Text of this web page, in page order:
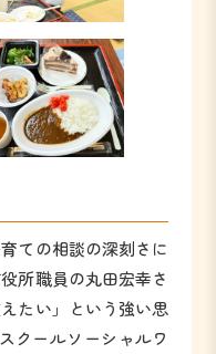
ての相談の深刻さに
所職員の丸田宏幸さ
たい」という強い思
クールソーシャルワ